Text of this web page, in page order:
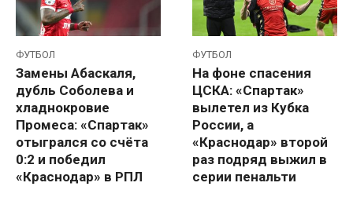
ФУТБОЛ
Замены Абаскаля,
дубль Соболева и
хладнокровие
Промеса: «Спартак»
отыгрался со счёта
0:2 и победил
«Краснодар» в РПЛ
ФУТБОЛ
На фоне спасения
ЦСКА: «Спартак»
вылетел из Кубка
России, а
«Краснодар» второй
раз подряд выжил в
серии пенальти